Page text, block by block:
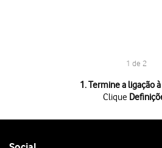
1 de 2
1. Termine a ligação
Clique
CliqueDesligar.